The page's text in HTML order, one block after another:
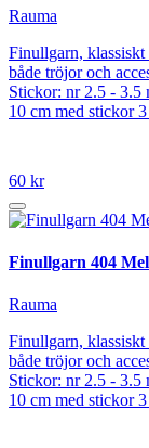
Rauma
Finullgarn,
både tröjor och
Stickor: nr 2.5 - 3.5
10 cm med stickor
60 kr
Finullgarn 404
Rauma
Finullgarn,
både tröjor och
Stickor: nr 2.5 - 3.5
10 cm med stickor